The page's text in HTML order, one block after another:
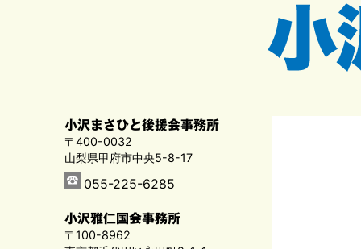
小沢まさひと後援会事務所
〒400-0032
山梨県甲府市中央5-8-17
055-225-6285
小沢雅仁国会事務所
〒100-8962